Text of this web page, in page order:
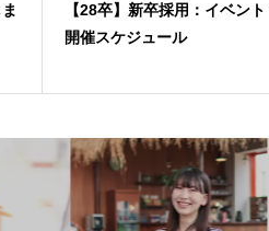
【28卒】新卒採用：イベント
開催スケジュール